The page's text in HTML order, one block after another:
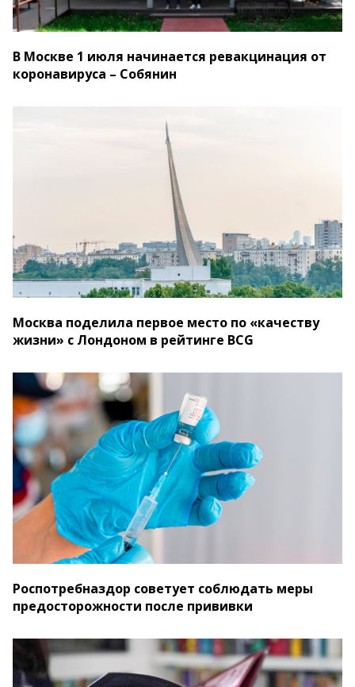
В Москве 1 июля начинается ревакцинация от
коронавируса – Собянин
Москва поделила первое место по «качеству
жизни» с Лондоном в рейтинге BCG
Роспотребназдор советует соблюдать меры
предосторожности после прививки